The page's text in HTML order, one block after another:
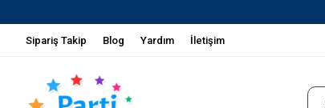
Sipariş Takip Blog Yardım İletişim